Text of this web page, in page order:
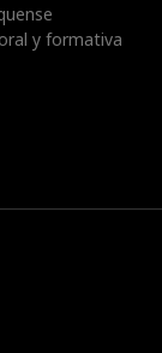
y formativa